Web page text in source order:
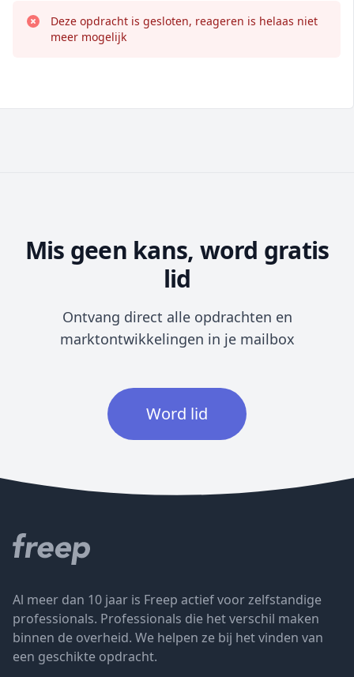
Deze opdracht is gesloten, reageren is helaas niet
meer mogelijk
Mis geen kans, word gratis
lid
Ontvang direct alle opdrachten en
marktontwikkelingen in je mailbox
Word lid
Al meer dan 10 jaar is Freep actief voor zelfstandige
professionals. Professionals die het verschil maken
binnen de overheid. We helpen ze bij het vinden van
een geschikte opdracht.